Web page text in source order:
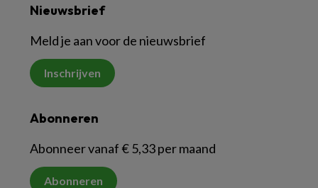
Nieuwsbrief
Meld je aan voor de nieuwsbrief
Inschrijven
Abonneren
Abonneer vanaf € 5,33 per maand
Abonneren